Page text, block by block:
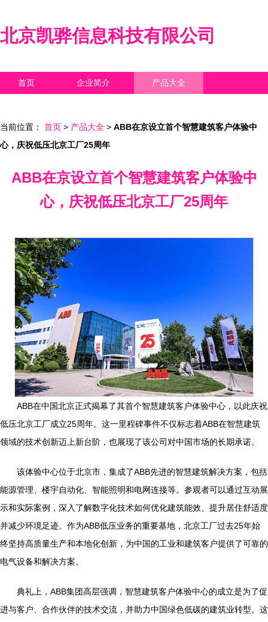
北京凯骅信息科技有限公司
首页 企业简介 产品大全
当前位置： 首页 > 产品大全 > ABB在京设立首个智慧建筑客户体验中
心，庆祝低压北京工厂25周年
ABB在京设立首个智慧建筑客户体验中
心，庆祝低压北京工厂25周年
ABB在中国北京正式揭幕了其首个智慧建筑客户体验中心，以此庆祝
低压北京工厂成立25周年。这一里程碑事件不仅标志着ABB在智慧建筑
领域的技术创新迈上新台阶，也展现了该公司对中国市场的长期承诺。
该体验中心位于北京市，集成了ABB先进的智慧建筑解决方案，包括
能源管理、楼宇自动化、智能照明和电网连接等。参观者可以通过互动展
示和实际案例，深入了解数字化技术如何优化建筑能效、提升居住舒适度
并减少环境足迹。作为ABB低压业务的重要基地，北京工厂过去25年始
终坚持高质量生产和本地化创新，为中国的工业和建筑客户提供了可靠的
电气设备和解决方案。
典礼上，ABB集团高层强调，智慧建筑客户体验中心的成立是为了促
进与客户、合作伙伴的技术交流，并助力中国绿色低碳的建筑业转型。这